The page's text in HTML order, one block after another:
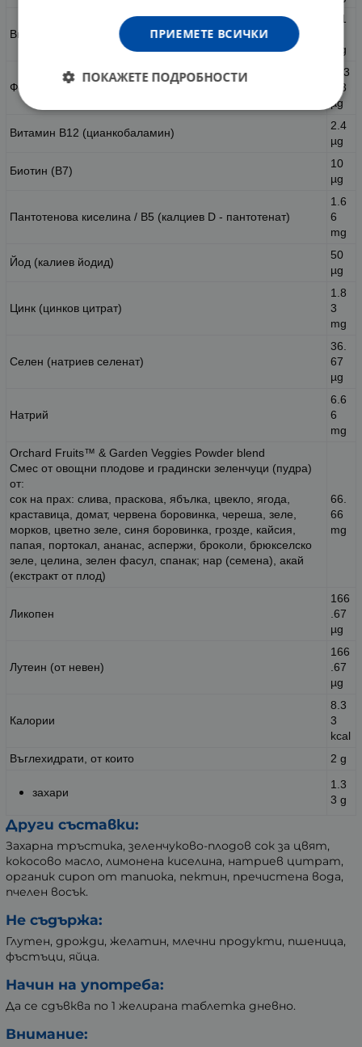
Витамин B6 (пиридоксин HCI)
1.1
mg
Фолат (от 80 µg фолиева киселина)
133
.33
µg
Витамин B12 (цианкобаламин)
2.4
µg
Биотин (B7)
10
µg
Пантотенова киселина / B5 (калциев D - пантотенат)
1.6
6
mg
Йод (калиев йодид)
50
µg
Цинк (цинков цитрат)
1.8
3
mg
Селен (натриев селенат)
36.
67
µg
Натрий
6.6
6
mg
Orchard Fruits™ & Garden Veggies Powder blend
Смес от овощни плодове и градински зеленчуци (пудра)
от:
сок на прах: слива, праскова, ябълка, цвекло, ягода,
краставица, домат, червена боровинка, череша, зеле,
морков, цветно зеле, синя боровинка, грозде, кайсия,
папая, портокал, ананас, аспержи, броколи, брюкселско
зеле, целина, зелен фасул, спанак; нар (семена), акай
(екстракт от плод)
66.
66
mg
Ликопен
166
.67
µg
Лутеин (от невен)
166
.67
µg
Калории
8.3
3
kcal
Въглехидрати, от които
2 g
захари
1.3
3 g
Други съставки:
Захарна тръстика, зеленчуково-плодов сок за цвят,
кокосово масло, лимонена киселина, натриев цитрат,
органик сироп от тапиока, пектин, пречистена вода,
пчелен восък.
Не съдържа:
Глутен, дрожди, желатин, млечни продукти, пшеница,
фъстъци, яйца.
Начин на употреба:
Да се сдъвква по 1 желирана таблетка дневно.
Внимание:
ПРИЕМЕТЕ ВСИЧКИ
ПОКАЖЕТЕ ПОДРОБНОСТИ